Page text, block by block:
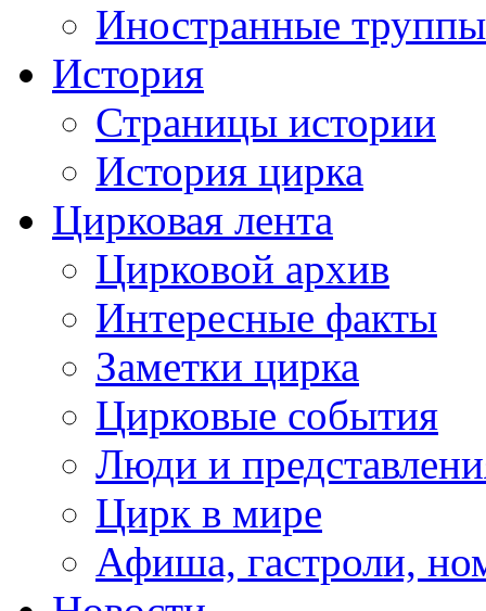
Иностранные труппы
История
Страницы истории
История цирка
Цирковая лента
Цирковой архив
Интересные факты
Заметки цирка
Цирковые события
Люди и
Цирк в мире
Афиша, гастроли,